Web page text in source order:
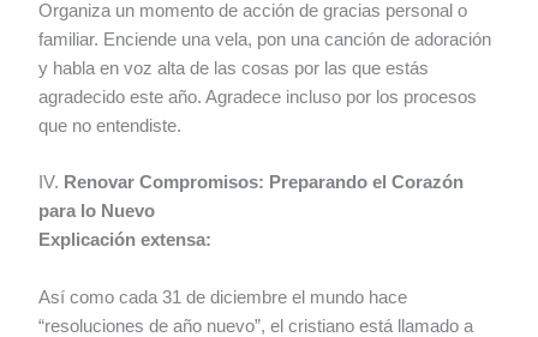
Organiza un momento de acción de gracias personal o
familiar. Enciende una vela, pon una canción de adoración
y habla en voz alta de las cosas por las que estás
agradecido este año. Agradece incluso por los procesos
que no entendiste.
IV. Renovar Compromisos: Preparando el Corazón
para lo Nuevo
Explicación extensa:
Así como cada 31 de diciembre el mundo hace
“resoluciones de año nuevo”, el cristiano está llamado a